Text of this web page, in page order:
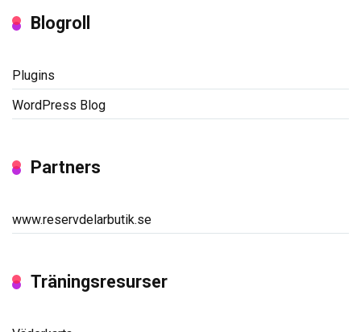
Blogroll
Plugins
WordPress Blog
Partners
www.reservdelarbutik.se
Träningsresurser